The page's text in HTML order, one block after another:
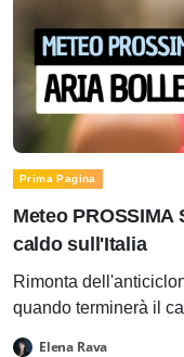
Prima Pagina
Meteo
caldo sull'Italia
Rimonta
quando terminerà il
Elena Rava